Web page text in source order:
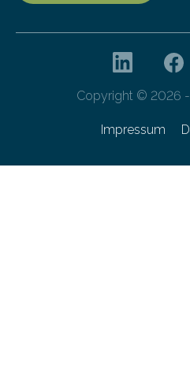
Copyright © 2026
Impressum